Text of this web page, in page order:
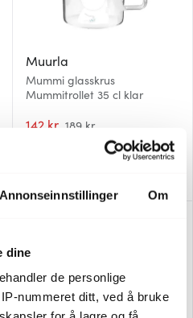
Annonseinnstillinger Om
dine
de personlige
nummeret ditt, ved å bruke
Muurla
Mummi glasskrus
Mummitrollet 35 cl klar
142 kr 189 kr